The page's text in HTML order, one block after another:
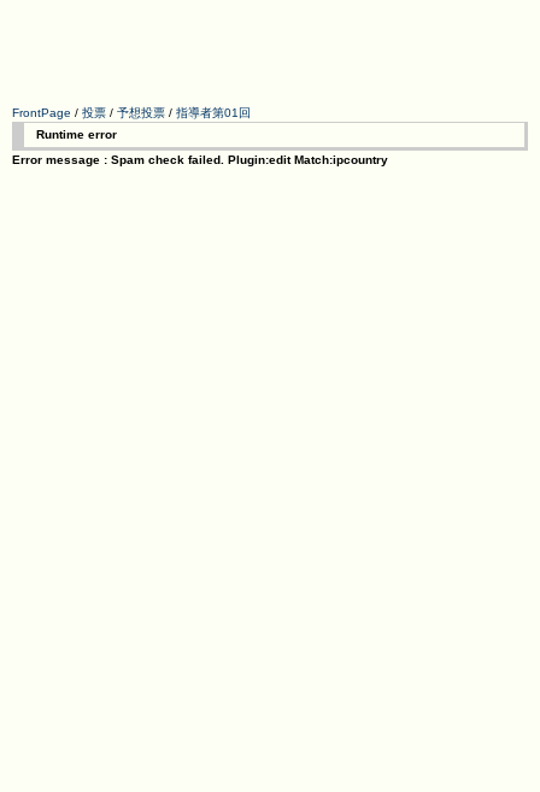
FrontPage / 投票 / 予想投票 / 指導者第01回
Runtime error
Error message : Spam check failed. Plugin:edit Match:ipcountry